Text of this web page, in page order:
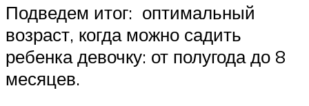
Подведем итог: оптимальный
возраст, когда можно садить
ребенка девочку: от полугода до 8
месяцев.